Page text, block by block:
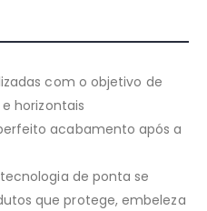
com o objetivo de
horizontais
acabamento após a
de ponta se
que protege, embeleza